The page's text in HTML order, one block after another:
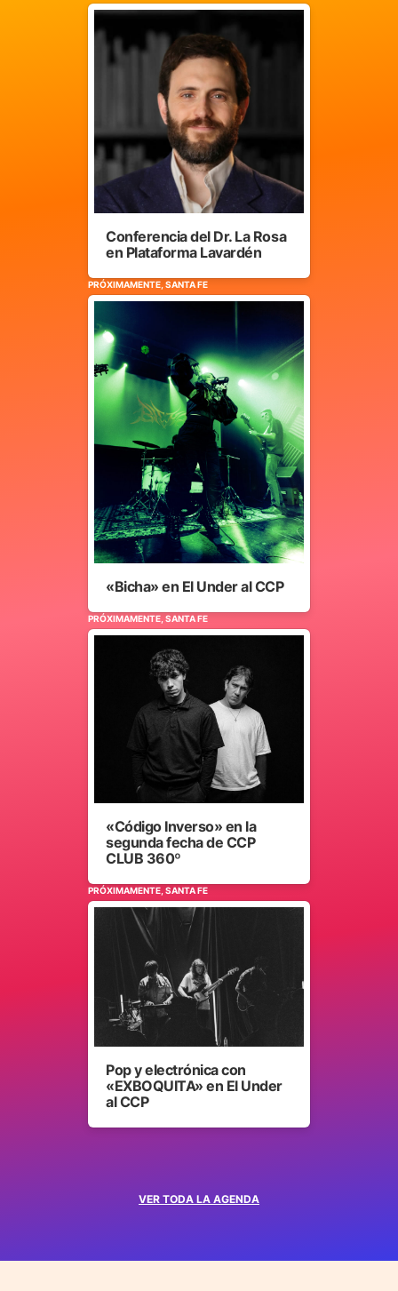
VER TODA LA AGENDA
Conferencia del Dr. La Rosa
en Plataforma Lavardén
PRÓXIMAMENTE, SANTA FE
«Bicha» en El Under al CCP
PRÓXIMAMENTE, SANTA FE
«Código Inverso» en la
segunda fecha de CCP
CLUB 360º
PRÓXIMAMENTE, SANTA FE
Pop y electrónica con
«EXBOQUITA» en El Under
al CCP